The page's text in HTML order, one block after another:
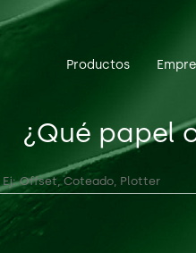
Productos
¿Qué papel